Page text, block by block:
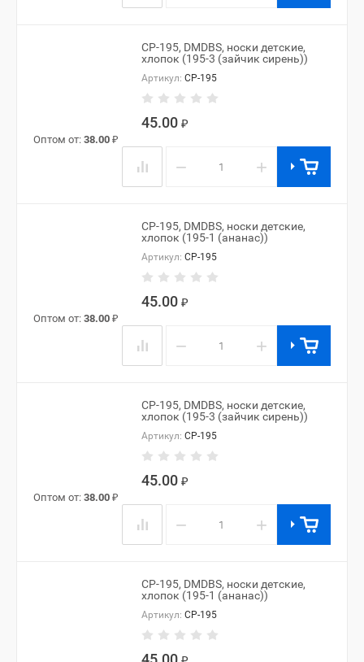
CP-195, DMDBS, носки детские,
хлопок (195-3 (зайчик сирень))
Артикул: CP-195
45.00 ₽
Оптом от: 38.00 ₽
− +
CP-195, DMDBS, носки детские,
хлопок (195-1 (ананас))
Артикул: CP-195
45.00 ₽
Оптом от: 38.00 ₽
− +
CP-195, DMDBS, носки детские,
хлопок (195-3 (зайчик сирень))
Артикул: CP-195
45.00 ₽
Оптом от: 38.00 ₽
− +
CP-195, DMDBS, носки детские,
хлопок (195-1 (ананас))
Артикул: CP-195